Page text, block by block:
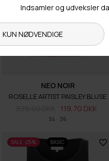
34 36
NEO NOIR
ROSELLE ARTIST PAISLEY BLUSE
119,70 DKK
SALE -25% BASIC